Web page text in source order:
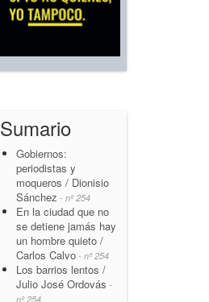
Sumario
Gobiernos:
periodistas y
moqueros / Dionisio
Sánchez - nº 254
En la ciudad que no
se detiene jamás hay
un hombre quieto /
Carlos Calvo - nº 254
Los barrios lentos /
Julio José Ordovás -
nº 254